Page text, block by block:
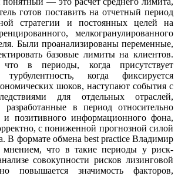
готов поставить на отчетный период
стратегии и постоянных целей на
мелкогранулированного
Были проанализированы переменные,
базовые лимиты на клиентов.
в периоды, когда присутствует
когда фиксируется
шоков, наступают события с
для отдельных отраслей,
в период относительно
и позитивного информационного фона,
с пониженной прогнозной силой
В формате обмена best practice Владимир
мнением, что в такие периоды у риск-
совокупности рисков лизинговой
повышается значимость факторов,